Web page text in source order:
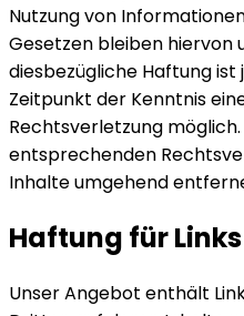
Nutzung von
Gesetzen bleiben hiervon
diesbezügliche Haftung
Zeitpunkt der Kenntnis
Rechtsverletzung
entsprechenden
Inhalte umgehend
Haftung für Links
Unser Angebot enthält